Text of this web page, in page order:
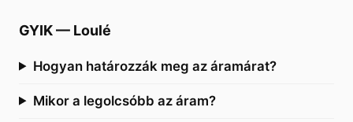
GYIK— Loulé
Hogyan határozzák meg az áramárat?
Mikor a legolcsóbb az áram?